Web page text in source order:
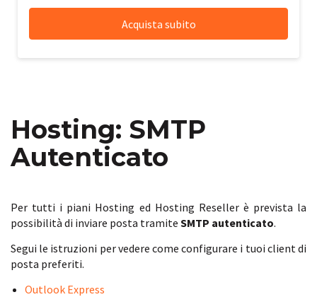
Hosting: SMTP
Autenticato
Per tutti i piani Hosting ed Hosting Reseller è prevista la
possibilità di inviare posta tramite SMTP autenticato.
Segui le istruzioni per vedere come configurare i tuoi client di
posta preferiti.
Outlook Express